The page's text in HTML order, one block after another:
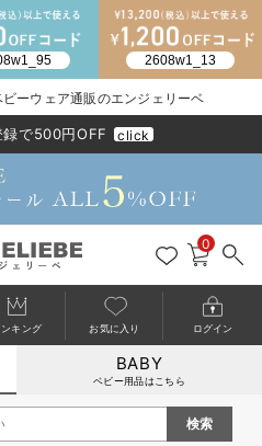
戻る
送料無料アイテム全て
戻る
ブラキャミ おまとめ
戻る
【37周年祭セール】
戻る
気温差別オススメア
戻る
戻る
戻る
マタニティウェア
戻る
こだわりの履き心地
戻る
戻る
出産準備応援割全て
戻る
戻る
戻る
戻る
戻る
戻る
戻る
春のマタニティワン
戻る
Gift Selection 出産
戻る
冬の冷え対策インナ
戻る
入院準備の持ち物チ
戻る
冬のあったか特集全て
ーウェア通販のエンジェリーベ
く) 7,700円以上で送料無料
で500円OFF click
0
ンキング お気に入り ログイン
BABY
ベビー用品はこちら